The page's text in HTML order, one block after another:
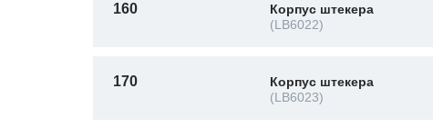
160
Корпус штекера
(LB6022)
170
Корпус штекера
(LB6023)